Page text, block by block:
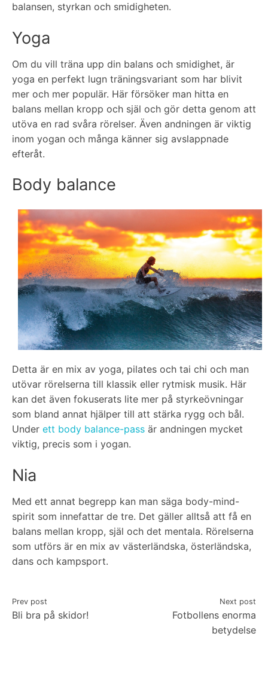
balansen, styrkan och smidigheten.
Yoga
Om du vill träna upp din balans och smidighet, är
yoga en perfekt lugn träningsvariant som har blivit
mer och mer populär. Här försöker man hitta en
balans mellan kropp och själ och gör detta genom att
utöva en rad svåra rörelser. Även andningen är viktig
inom yogan och många känner sig avslappnade
efteråt.
Body balance
Detta är en mix av yoga, pilates och tai chi och man
utövar rörelserna till klassik eller rytmisk musik. Här
kan det även fokuserats lite mer på styrkeövningar
som bland annat hjälper till att stärka rygg och bål.
Under ett body balance-pass är andningen mycket
viktig, precis som i yogan.
Nia
Med ett annat begrepp kan man säga body-mind-
spirit som innefattar de tre. Det gäller alltså att få en
balans mellan kropp, själ och det mentala. Rörelserna
som utförs är en mix av västerländska, österländska,
dans och kampsport.
Inläggsnavigering
Prev post
Bli bra på skidor!
Next post
Fotbollens enorma
betydelse